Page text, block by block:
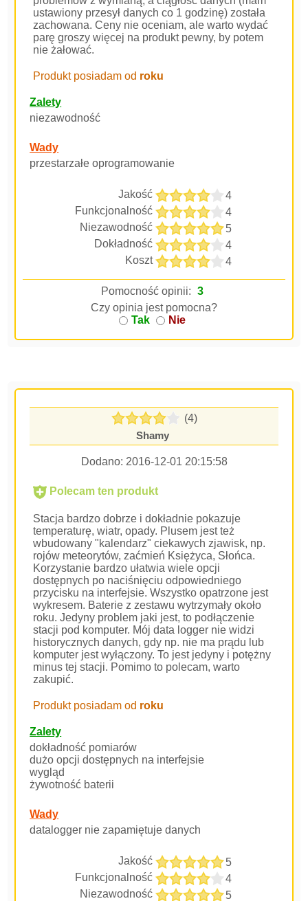
ustawiony przesył danych co 1 godzinę) została
zachowana. Ceny nie oceniam, ale warto wydać
parę groszy więcej na produkt pewny, by potem
nie żałować.
Produkt posiadam od roku
Zalety
niezawodność
Wady
przestarzałe oprogramowanie
Jakość
4
Funkcjonalność
4
Niezawodność
5
Dokładność
4
Koszt
4
Pomocność opinii: 3
Czy opinia jest pomocna?
Tak
Nie
(4)
Shamy
Dodano: 2016-12-01 20:15:58
Polecam ten produkt
Stacja bardzo dobrze i dokładnie pokazuje
temperaturę, wiatr, opady. Plusem jest też
wbudowany "kalendarz" ciekawych zjawisk, np.
rojów meteorytów, zaćmień Księżyca, Słońca.
Korzystanie bardzo ułatwia wiele opcji
dostępnych po naciśnięciu odpowiedniego
przycisku na interfejsie. Wszystko opatrzone jest
wykresem. Baterie z zestawu wytrzymały około
roku. Jedyny problem jaki jest, to podłączenie
stacji pod komputer. Mój data logger nie widzi
historycznych danych, gdy np. nie ma prądu lub
komputer jest wyłączony. To jest jedyny i potężny
minus tej stacji. Pomimo to polecam, warto
zakupić.
Produkt posiadam od roku
Zalety
dokładność pomiarów
dużo opcji dostępnych na interfejsie
wygląd
żywotność baterii
Wady
datalogger nie zapamiętuje danych
Jakość
5
Funkcjonalność
4
Niezawodność
5